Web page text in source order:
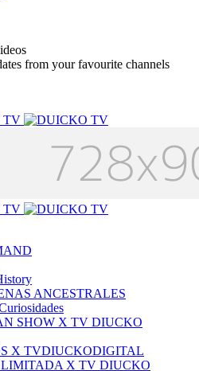
from your favourite channels
ANCESTRALES
SHOW X TV DIUCKO
X TVDIUCKODIGITAL
X TV DIUCKO